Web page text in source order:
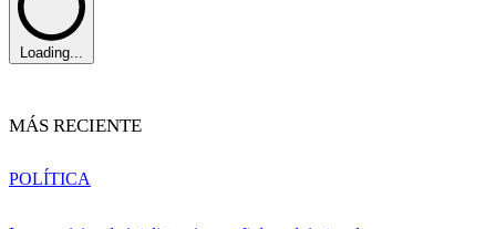
Loading...
MÁS RECIENTE
POLÍTICA